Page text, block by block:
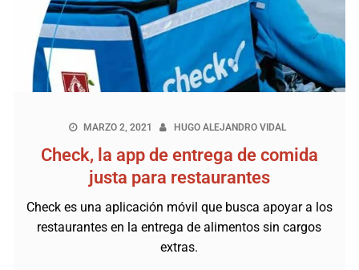
MARZO 2, 2021 HUGO ALEJANDRO VIDAL
Check, la app de entrega de comida
justa para restaurantes
Check es una aplicación móvil que busca apoyar a los
restaurantes en la entrega de alimentos sin cargos
extras.